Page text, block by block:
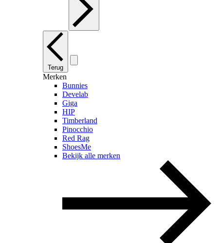
Terug
Merken
Bunnies
Develab
Giga
HIP
Timberland
Pinocchio
Red Rag
ShoesMe
Bekijk alle merken